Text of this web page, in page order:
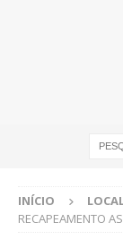
INÍCIO
RECAPEAMENTO